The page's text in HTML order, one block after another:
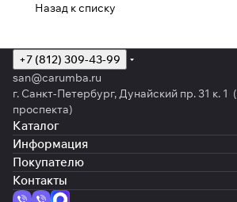
Назад к списку
+7 (812) 309-43-99
san@carumba.ru
г. Санкт-Петербург, Дунайский пр. 31 к. 1
проспекта)
Каталог
Информация
Покупателю
Контакты